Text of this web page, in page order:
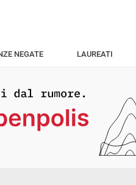
NEGATE LAUREATI